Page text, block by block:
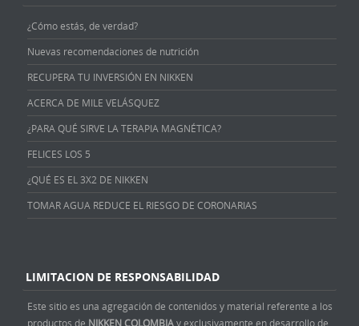
¿Cómo estás, de verdad?
Nuevas recomendaciones de nutrición
RECUPERA TU INVERSIÓN EN NIKKEN
ACERCA DE MILE VELÁSQUEZ
¿PARA QUÉ SIRVE LA TERAPIA MAGNÉTICA?
FELICES LOS 5
¿QUÉ ES EL 3X2 DE NIKKEN
TOMAR AGUA REDUCE EL RIESGO DE CORONARIAS
LIMITACION DE RESPONSABILIDAD
Este sitio es una agregación de contenidos y material referente a los
productos de NIKKEN COLOMBIAy exclusivamente en desarrollo de